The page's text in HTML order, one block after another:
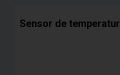
Sensor de